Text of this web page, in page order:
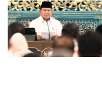
Penjajahan (Pergolakan
Ekonomi Politik Indonesia)
Simposium Nasional
Undang-Undang
Perekonomian Nasional dan
Kesejahteraan Sosial